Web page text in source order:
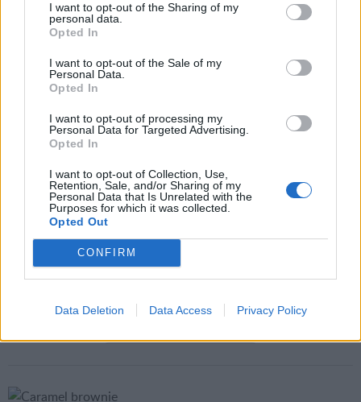
I want to opt-out of the Sharing of my
personal data.
Opted In
I want to opt-out of the Sale of my
Personal Data.
Opted In
I want to opt-out of processing my
Personal Data for Targeted Advertising.
Opted In
I want to opt-out of Collection, Use,
Retention, Sale, and/or Sharing of my
Personal Data that Is Unrelated with the
Purposes for which it was collected.
Opted Out
CONFIRM
Data Deletion Data Access Privacy Policy
por Beatriz Rodríguez-Gimeno